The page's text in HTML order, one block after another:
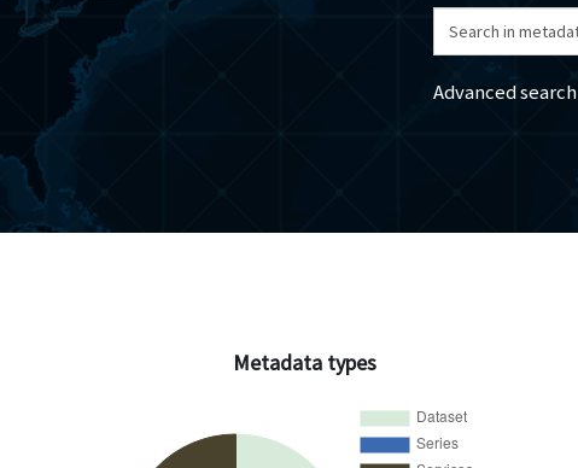
Advanced search